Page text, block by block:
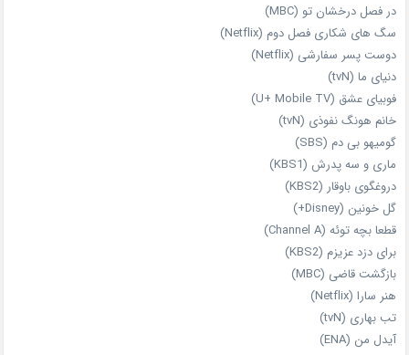
در فصل درخشان تو (MBC)
سگ های شکاری فصل دوم (Netflix)
دوست‌ پسر سفارشی (Netflix)
دنیای ما (tvN)
فوبیای عشق (U+ Mobile TV)
خانم هونگ نفوذی (tvN)
گومیهو بی دم (SBS)
ماری و سه پدرش (KBS1)
دروغگوی باوقار (KBS2)
گل خونین (Disney+)
قطعا بچه توئه (Channel A)
برای دزد عزیزم (KBS2)
بازگشت قاضی (MBC)
هنر سارا (Netflix)
تب بهاری (tvN)
آیدل من (ENA)